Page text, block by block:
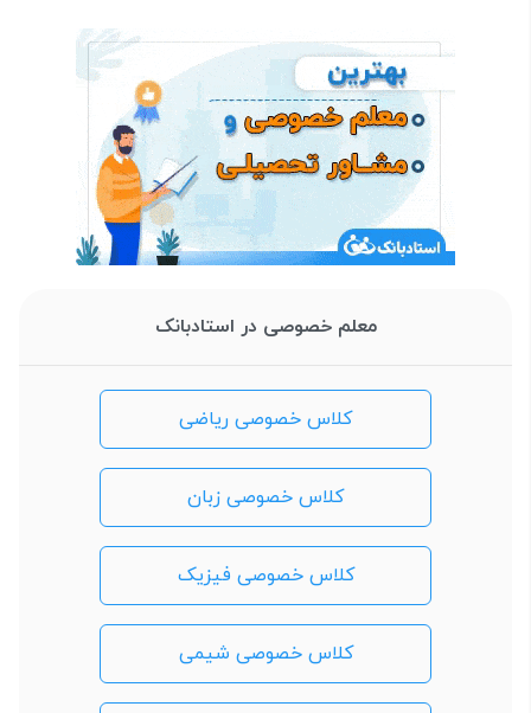
معلم خصوصی در استادبانک
کلاس خصوصی ریاضی
کلاس خصوصی زبان
کلاس خصوصی فیزیک
کلاس خصوصی شیمی